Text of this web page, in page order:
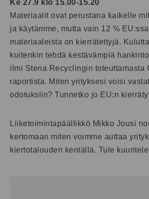
Ke 27.9 klo 15.00-15.20
Materiaalit ovat perustana kaikelle
ja käytämme, mutta vain 12 %
materiaaleista on kierrätettyjä.
kuitenkin tehdä kestävämpiä
ilmi Stena Recyclingin toteuttamasta
raportista. Miten yrityksesi voisi
odotuksiin? Tunnetko jo EU:n
Liiketoimintapäällikkö Mikko Jousi
kertomaan miten voimme auttaa
kiertotalouden kentällä. Tule